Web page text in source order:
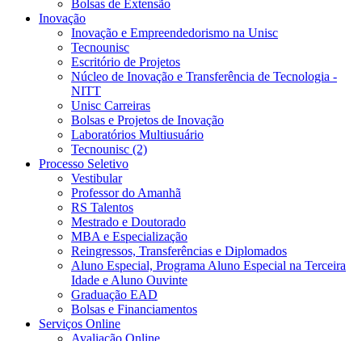
Bolsas de Extensão
Inovação
Inovação e Empreendedorismo na Unisc
Tecnounisc
Escritório de Projetos
Núcleo de Inovação e Transferência de Tecnologia -
NITT
Unisc Carreiras
Bolsas e Projetos de Inovação
Laboratórios Multiusuário
Tecnounisc (2)
Processo Seletivo
Vestibular
Professor do Amanhã
RS Talentos
Mestrado e Doutorado
MBA e Especialização
Reingressos, Transferências e Diplomados
Aluno Especial, Programa Aluno Especial na Terceira
Idade e Aluno Ouvinte
Graduação EAD
Bolsas e Financiamentos
Serviços Online